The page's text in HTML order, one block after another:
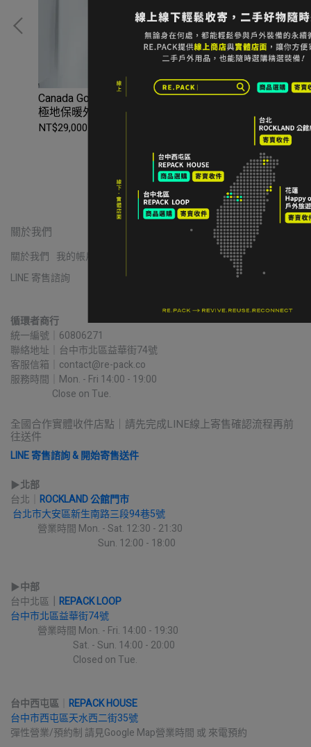
Canada Goose Expedition Parka – CR 防水防風
極地保暖外套 M碼 黑色
NT$29,000
加入購物車
關於我們
關於我們 我的帳戶 隱私政策 服務條款
LINE 寄售諮詢
循環者商行
統一編號｜60806271
聯絡地址｜台中市北區益華街74號
客服信箱｜contact@re-pack.co
服務時間｜Mon. - Fri 14:00 - 19:00
Close on Tue.
全國合作實體收件店點｜請先完成LINE線上寄售確認流程再前
往送件
LINE 寄售諮詢 & 開始寄售送件
▶︎北部
台北｜ ROCKLAND 公館門市
台北市大安區新生南路三段94巷5號
營業時間 Mon. - Sat. 12:30 - 21:30
Sun. 12:00 - 18:00
▶︎中部
台中北區
REPACK LOOP
台中市北區益華街74號
營業時間 Mon. - Fri. 14:00 - 19:30
Sat. - Sun. 14:00 - 20:00
Closed on Tue.
台中西屯區
REPACK HOUSE
台中市西屯區天水西二街35號
彈性營業/預約制 請見Google Map營業時間 或 來電預約